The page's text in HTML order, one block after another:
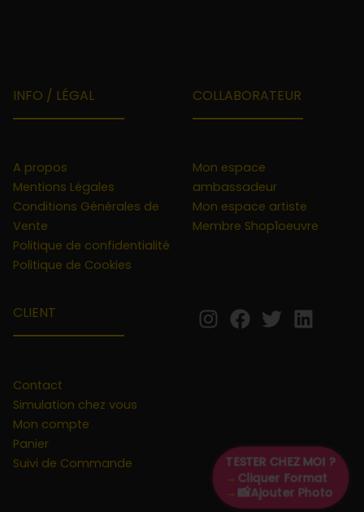
INFO / LÉGAL
A propos
Mentions Légales
Conditions Générales de
Vente
Politique de confidentialité
Politique de Cookies
COLLABORATEUR
Mon espace
ambassadeur
Mon espace artiste
Membre Shop1oeuvre
CLIENT
Contact
Simulation chez vous
Mon compte
Panier
Suivi de Commande
TESTER CHEZ MOI ?
→ Cliquer Format
→ 📸Ajouter Photo